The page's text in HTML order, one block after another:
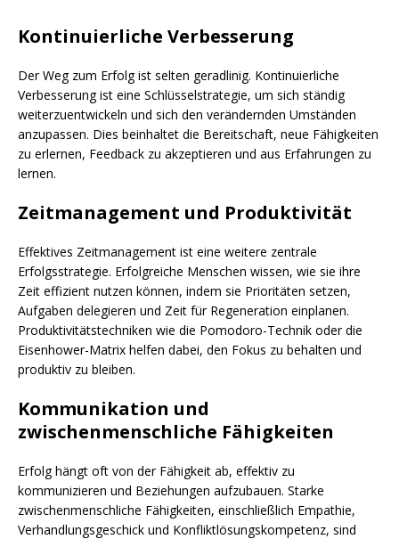
Kontinuierliche Verbesserung
Der Weg zum Erfolg ist selten geradlinig. Kontinuierliche
Verbesserung ist eine Schlüsselstrategie, um sich ständig
weiterzuentwickeln und sich den verändernden Umständen
anzupassen. Dies beinhaltet die Bereitschaft, neue Fähigkeiten
zu erlernen, Feedback zu akzeptieren und aus Erfahrungen zu
lernen.
Zeitmanagement und Produktivität
Effektives Zeitmanagement ist eine weitere zentrale
Erfolgsstrategie. Erfolgreiche Menschen wissen, wie sie ihre
Zeit effizient nutzen können, indem sie Prioritäten setzen,
Aufgaben delegieren und Zeit für Regeneration einplanen.
Produktivitätstechniken wie die Pomodoro-Technik oder die
Eisenhower-Matrix helfen dabei, den Fokus zu behalten und
produktiv zu bleiben.
Kommunikation und
zwischenmenschliche Fähigkeiten
Erfolg hängt oft von der Fähigkeit ab, effektiv zu
kommunizieren und Beziehungen aufzubauen. Starke
zwischenmenschliche Fähigkeiten, einschließlich Empathie,
Verhandlungsgeschick und Konfliktlösungskompetenz, sind